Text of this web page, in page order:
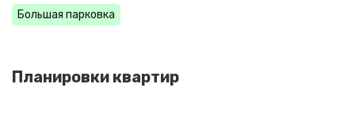
Большая парковка
Планировки квартир